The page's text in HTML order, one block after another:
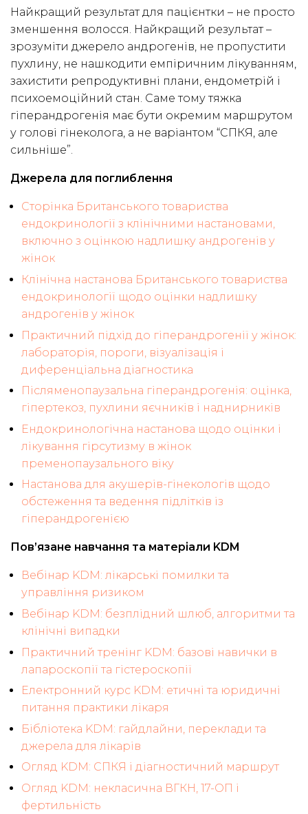
Найкращий результат для пацієнтки – не просто
зменшення волосся. Найкращий результат –
зрозуміти джерело андрогенів, не пропустити
пухлину, не нашкодити емпіричним лікуванням,
захистити репродуктивні плани, ендометрій і
психоемоційний стан. Саме тому тяжка
гіперандрогенія має бути окремим маршрутом
у голові гінеколога, а не варіантом “СПКЯ, але
сильніше”.
Джерела для поглиблення
Сторінка Британського товариства
ендокринології з клінічними настановами,
включно з оцінкою надлишку андрогенів у
жінок
Клінічна настанова Британського товариства
ендокринології щодо оцінки надлишку
андрогенів у жінок
Практичний підхід до гіперандрогенії у жінок:
лабораторія, пороги, візуалізація і
диференціальна діагностика
Післяменопаузальна гіперандрогенія: оцінка,
гіпертекоз, пухлини яєчників і наднирників
Ендокринологічна настанова щодо оцінки і
лікування гірсутизму в жінок
пременопаузального віку
Настанова для акушерів-гінекологів щодо
обстеження та ведення підлітків із
гіперандрогенією
Пов’язане навчання та матеріали KDM
Вебінар KDM: лікарські помилки та
управління ризиком
Вебінар KDM: безплідний шлюб, алгоритми та
клінічні випадки
Практичний тренінг KDM: базові навички в
лапароскопії та гістероскопії
Електронний курс KDM: етичні та юридичні
питання практики лікаря
Бібліотека KDM: гайдлайни, переклади та
джерела для лікарів
Огляд KDM: СПКЯ і діагностичний маршрут
Огляд KDM: некласична ВГКН, 17-ОП і
фертильність